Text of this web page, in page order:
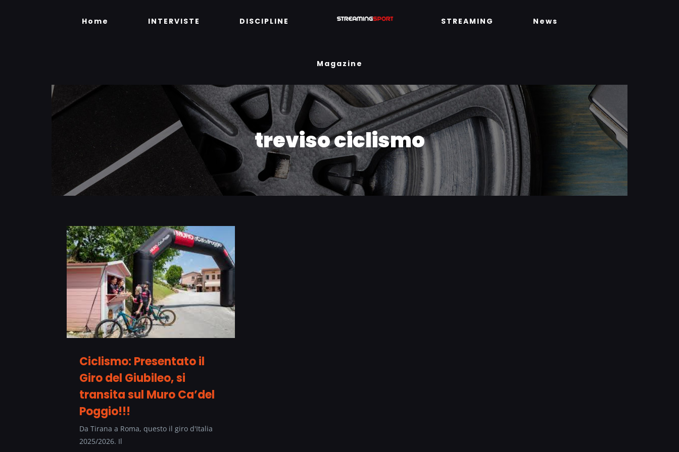
Home INTERVISTE DISCIPLINE STREAMING News
Magazine
treviso ciclismo
Ciclismo: Presentato il
Giro del Giubileo, si
transita sul Muro Ca’del
Poggio!!!
Da Tirana a Roma, questo il giro d'Italia
2025/2026. Il